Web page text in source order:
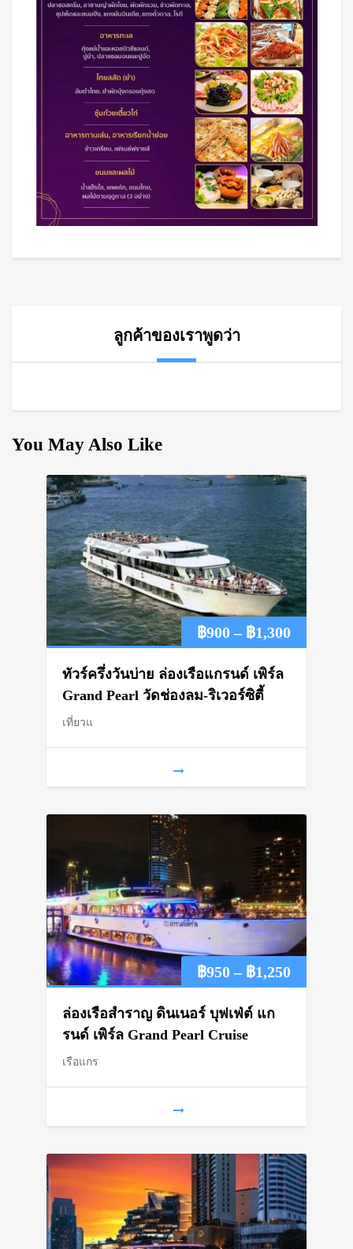
ลูกค้าของเราพูดว่า
You May Also Like
฿900 – ฿1,300Price
ทัวร์ครึ่งวันบ่าย ล่องเรือแกรนด์ เพิร์ล
Grand Pearl วัดช่องลม-ริเวอร์ซิตี้
เที่ยวแ
฿950 – ฿1,250Price
ล่องเรือสำราญ ดินเนอร์ บุฟเฟ่ต์ แก
รนด์ เพิร์ล Grand Pearl Cruise
เรือแกร